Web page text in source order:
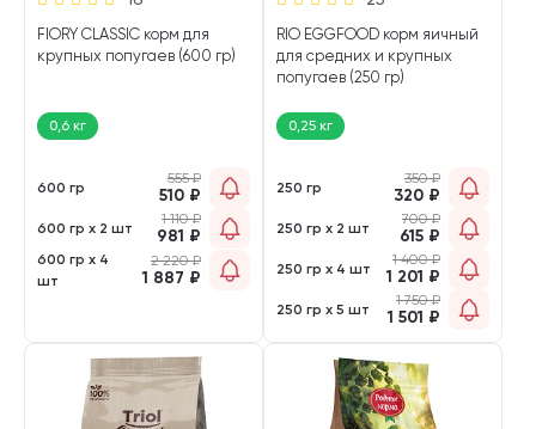
FIORY CLASSIC корм для
крупных попугаев (600 гр)
0,6 кг
600 гр
555₽
510 ₽
600 гр х 2 шт
1 110₽
981 ₽
600 гр х 4
шт
2 220₽
1 887 ₽
RIO EGGFOOD корм яичный
для средних и крупных
попугаев (250 гр)
0,25 кг
250 гр
350₽
320 ₽
250 гр х 2 шт
700₽
615 ₽
250 гр х 4 шт
1 400₽
1 201 ₽
250 гр х 5 шт
1 750₽
1 501 ₽